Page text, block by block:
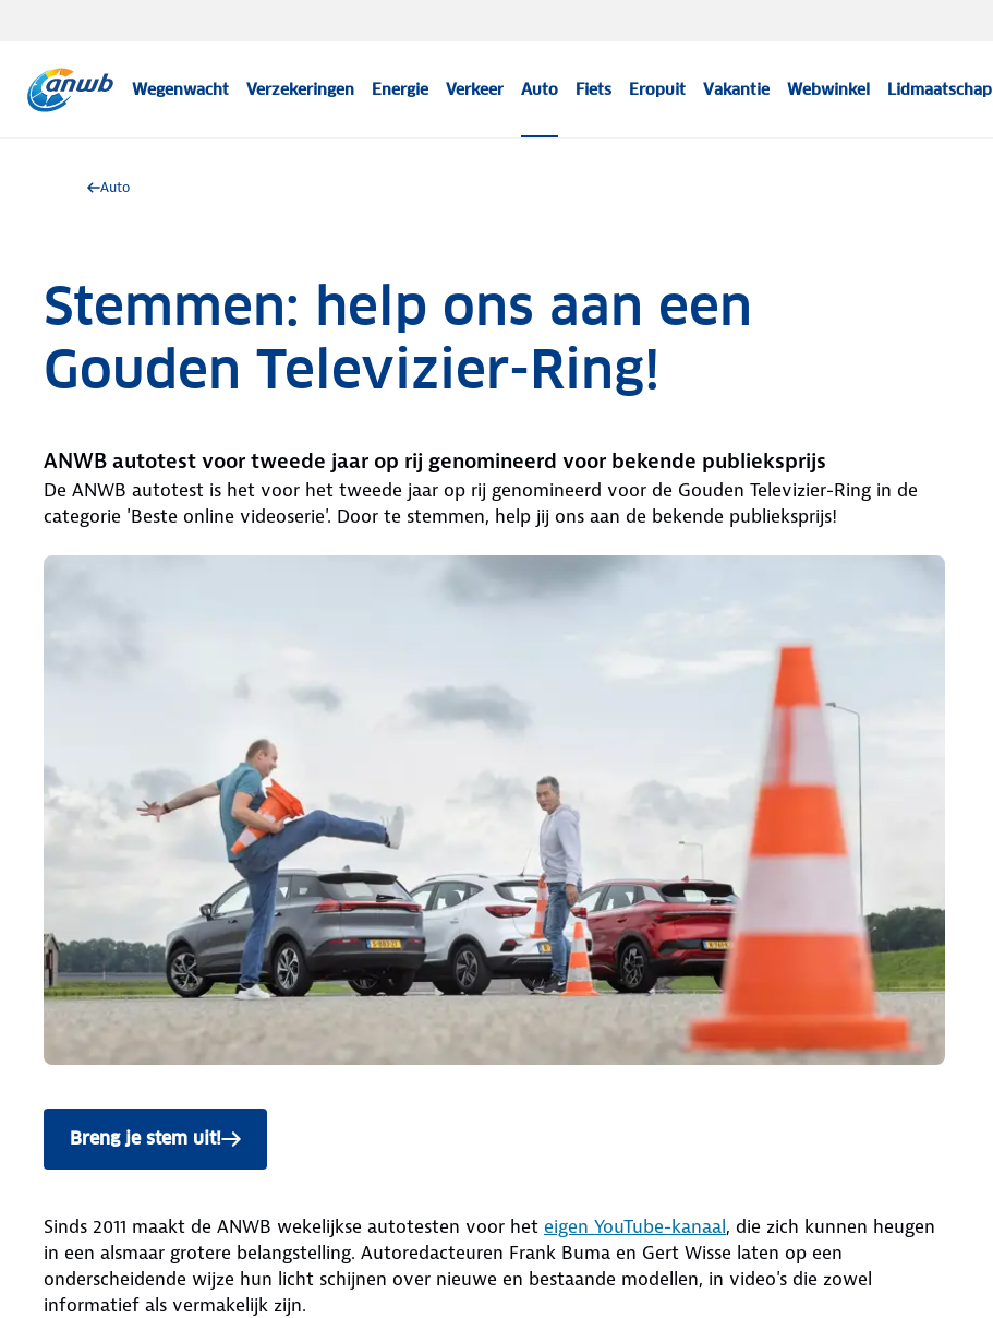
Wegenwacht Verzekeringen Energie Verkeer Auto Fiets Eropuit Vakantie Webwinkel Lidmaatschap
Auto
Stemmen: help ons aan een
Gouden Televizier-Ring!
ANWB autotest voor tweede jaar op rij genomineerd voor bekende publieksprijs
De ANWB autotest is het voor het tweede jaar op rij genomineerd voor de Gouden Televizier-Ring in de
categorie 'Beste online videoserie'. Door te stemmen, help jij ons aan de bekende publieksprijs!
Breng je stem uit!
Sinds 2011 maakt de ANWB wekelijkse autotesten voor het eigen YouTube-kanaal, die zich kunnen heugen
in een alsmaar grotere belangstelling. Autoredacteuren Frank Buma en Gert Wisse laten op een
onderscheidende wijze hun licht schijnen over nieuwe en bestaande modellen, in video's die zowel
informatief als vermakelijk zijn.